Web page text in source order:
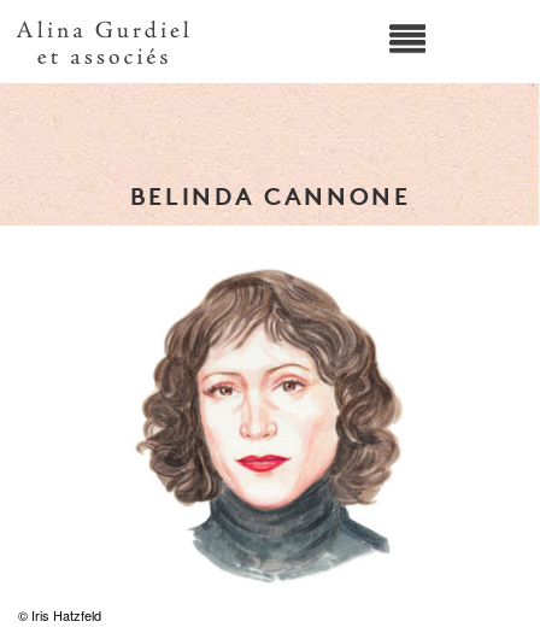
BELINDA CANNONE
© Iris Hatzfeld